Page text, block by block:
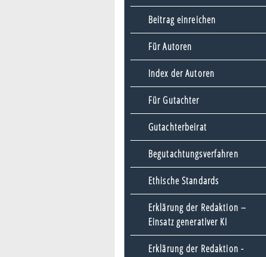
Beitrag einreichen
Für Autoren
Index der Autoren
Für Gutachter
Gutachterbeirat
Begutachtungsverfahren
Ethische Standards
Erklärung der Redaktion –
Einsatz generativer KI
Erklärung der Redaktion -